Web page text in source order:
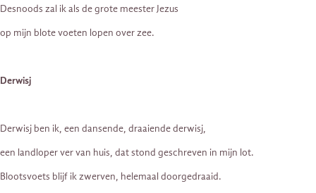
Desnoods zal ik als de grote meester Jezus
op mijn blote voeten lopen over zee.
Derwisj
Derwisj ben ik, een dansende, draaiende derwisj,
een landloper ver van huis, dat stond geschreven in mijn lot.
Blootsvoets blijf ik zwerven, helemaal doorgedraaid.